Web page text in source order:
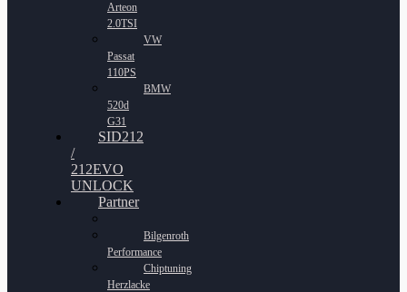
Arteon
2.0TSI
VW
Passat
110PS
BMW
520d
G31
SID212
/
212EVO
UNLOCK
Partner
Bilgenroth
Performance
Chiptuning
Herzlacke